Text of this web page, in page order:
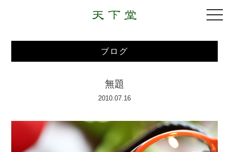
ブログ
無題
2010.07.16